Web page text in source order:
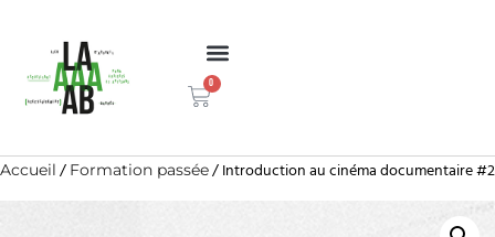
0
Accueil / Formation passée/ Introduction au cinéma documentaire #2